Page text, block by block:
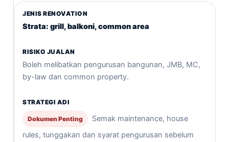
Strata: grill, balkoni, common area
Boleh melibatkan pengurusan bangunan, JMB, MC,
by-law dan common property.
Dokumen Penting
Semak maintenance, house
rules, tunggakan dan syarat pengurusan sebelum